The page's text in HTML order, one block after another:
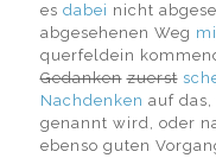
es dabei nicht
abgesehenen Weg
querfeldein
Gedanken zuerst
Nachdenken auf
genannt wird, oder
ebenso guten